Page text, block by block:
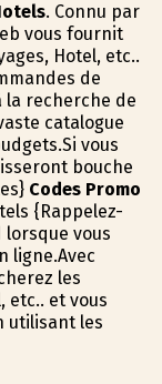
. Connu par
vous fournit
Hotel, etc..
de
la recherche de
catalogue
vous
bouche
Codes Promo
{Rappelez-
vous
ligne.Avec
les
etc.. et vous
utilisant les